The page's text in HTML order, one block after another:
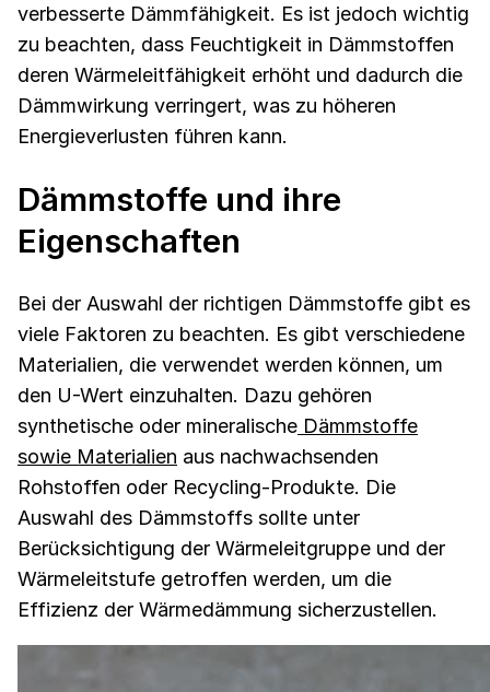
verbesserte Dämmfähigkeit. Es ist jedoch wichtig
zu beachten, dass Feuchtigkeit in Dämmstoffen
deren Wärmeleitfähigkeit erhöht und dadurch die
Dämmwirkung verringert, was zu höheren
Energieverlusten führen kann.
Dämmstoffe und ihre
Eigenschaften
Bei der Auswahl der richtigen Dämmstoffe gibt es
viele Faktoren zu beachten. Es gibt verschiedene
Materialien, die verwendet werden können, um
den U-Wert einzuhalten. Dazu gehören
synthetische oder mineralische Dämmstoffe
sowie Materialien aus nachwachsenden
Rohstoffen oder Recycling-Produkte. Die
Auswahl des Dämmstoffs sollte unter
Berücksichtigung der Wärmeleitgruppe und der
Wärmeleitstufe getroffen werden, um die
Effizienz der Wärmedämmung sicherzustellen.